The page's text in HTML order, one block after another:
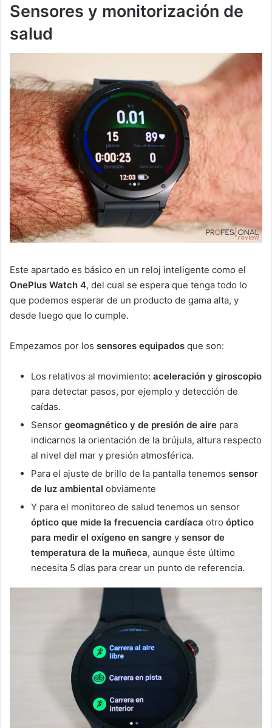
Sensores y monitorización de
salud
Este apartado es básico en un reloj inteligente como el
OnePlus Watch 4, del cual se espera que tenga todo lo
que podemos esperar de un producto de gama alta, y
desde luego que lo cumple.
Empezamos por los sensores equipados que son:
Los relativos al movimiento: aceleración y giroscopio
para detectar pasos, por ejemplo y detección de
caídas.
Sensor geomagnético y de presión de aire para
indicarnos la orientación de la brújula, altura respecto
al nivel del mar y presión atmosférica.
Para el ajuste de brillo de la pantalla tenemos sensor
de luz ambiental obviamente
Y para el monitoreo de salud tenemos un sensor
óptico que mide la frecuencia cardíaca otro óptico
para medir el oxígeno en sangre y sensor de
temperatura de la muñeca, aunque éste último
necesita 5 días para crear un punto de referencia.